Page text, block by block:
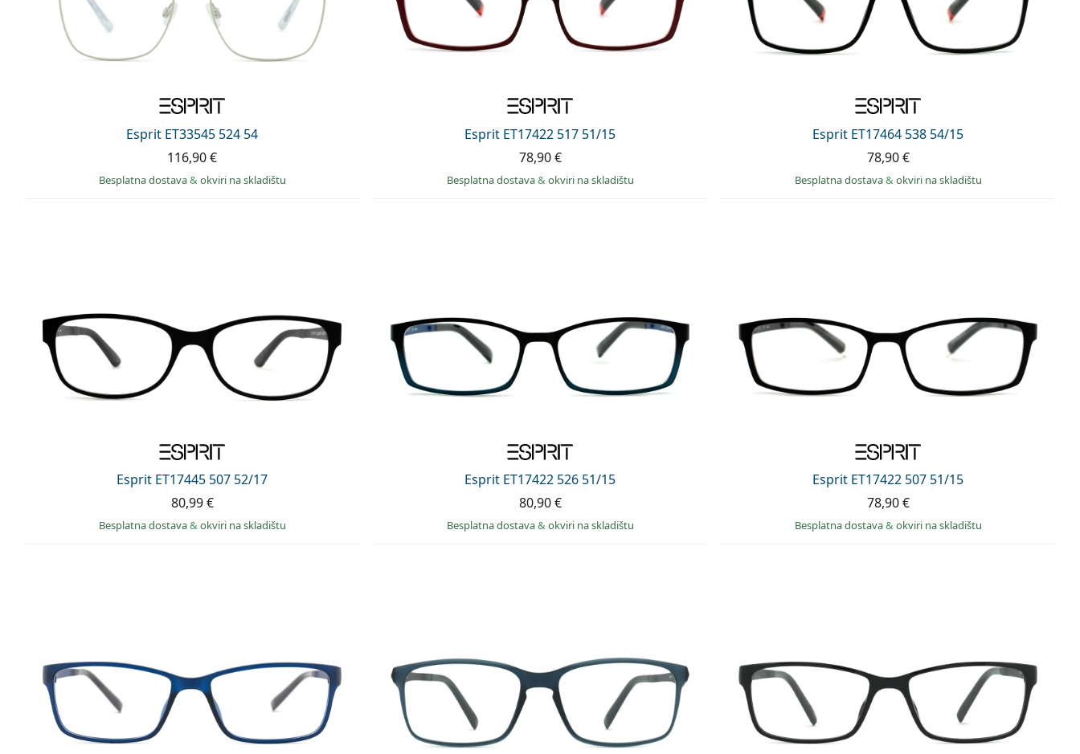
Esprit ET33545 524 54
116,90 €
Besplatna dostava& okviri na skladištu
Esprit ET17422 517 51/15
78,90 €
Besplatna dostava& okviri na skladištu
Esprit ET17464 538 54/15
78,90 €
Besplatna dostava& okviri na skladištu
Esprit ET17445 507 52/17
80,99 €
Besplatna dostava& okviri na skladištu
Esprit ET17422 526 51/15
80,90 €
Besplatna dostava& okviri na skladištu
Esprit ET17422 507 51/15
78,90 €
Besplatna dostava& okviri na skladištu